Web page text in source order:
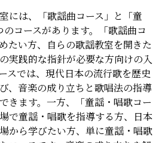
には、「歌謡曲コース」と「童
コースがあります。「歌謡曲コ
たい方、自らの歌謡教室を開きた
実践的な指針が必要な方向けの入
スでは、現代日本の流行歌を歴史
、音楽の成り立ちと歌唱法の指導
きます。一方、「童謡・唱歌コー
で童謡・唱歌を指導する方、日本
から学びたい方、単に童謡・唱歌